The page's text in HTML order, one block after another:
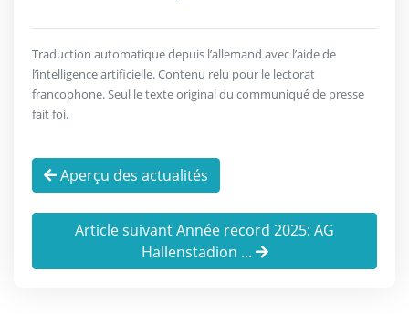
Traduction automatique depuis l’allemand avec l’aide de
l’intelligence artificielle. Contenu relu pour le lectorat
francophone. Seul le texte original du communiqué de presse
fait foi.
Aperçu des actualités
Article suivant Année record 2025: AG
Hallenstadion ...